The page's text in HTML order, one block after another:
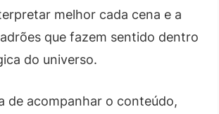
melhor cada cena e a
que fazem sentido dentro
do universo.
de acompanhar o conteúdo,